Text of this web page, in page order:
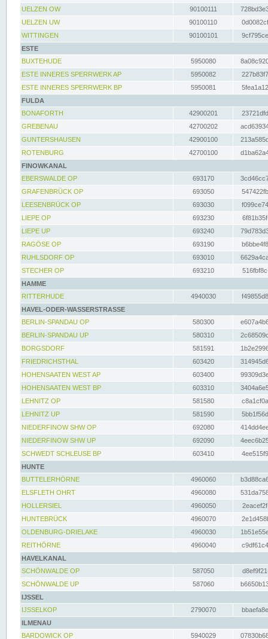
UELZEN OW
90100111
UELZEN UW
90100110
WITTINGEN
90100101
ESTE
BUXTEHUDE
5950080
ESTE INNERES SPERRWERK AP
5950082
ESTE INNERES SPERRWERK BP
5950081
FULDA
BONAFORTH
42900201
GREBENAU
42700202
GUNTERSHAUSEN
42900100
ROTENBURG
42700100
FINOWKANAL
EBERSWALDE OP
693170
GRAFENBRÜCK OP
693050
LEESENBRÜCK OP
693030
LIEPE OP
693230
LIEPE UP
693240
RAGÖSE OP
693190
RUHLSDORF OP
693010
STECHER OP
693210
HAMME
RITTERHUDE
4940030
HAVEL-ODER-WASSERSTRASSE
BERLIN-SPANDAU OP
580300
BERLIN-SPANDAU UP
580310
BORGSDORF
581591
FRIEDRICHSTHAL
603420
HOHENSAATEN WEST AP
603400
HOHENSAATEN WEST BP
603310
LEHNITZ OP
581580
LEHNITZ UP
581590
NIEDERFINOW SHW OP
692080
NIEDERFINOW SHW UP
692090
SCHWEDT SCHLEUSE BP
603410
HUNTE
BUTTELERHÖRNE
4960060
ELSFLETH OHRT
4960080
HOLLERSIEL
4960050
HUNTEBRÜCK
4960070
OLDENBURG-DRIELAKE
4960030
REITHÖRNE
4960040
HAVELKANAL
SCHÖNWALDE OP
587050
SCHÖNWALDE UP
587060
IJSSEL
IJSSELKOP
2790070
ILMENAU
BARDOWICK OP
5940029